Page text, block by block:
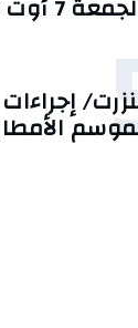
7 أوت 2026